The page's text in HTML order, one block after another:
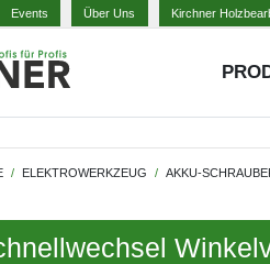
Events Über Uns Kirchner
ELEKTROWERKZEUG AKKU-